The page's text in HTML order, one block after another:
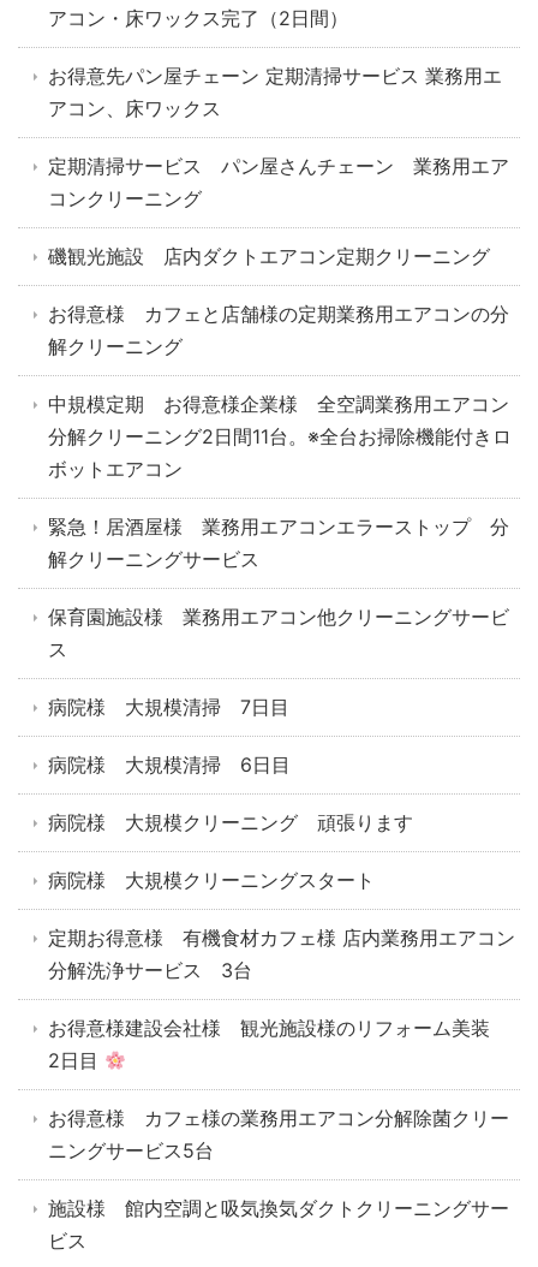
アコン・床ワックス完了（2日間）
お得意先パン屋チェーン 定期清掃サービス 業務用エ
アコン、床ワックス
定期清掃サービス パン屋さんチェーン 業務用エア
コンクリーニング
磯観光施設 店内ダクトエアコン定期クリーニング
お得意様 カフェと店舗様の定期業務用エアコンの分
解クリーニング
中規模定期 お得意様企業様 全空調業務用エアコン
分解クリーニング2日間11台。※全台お掃除機能付きロ
ボットエアコン
緊急！居酒屋様 業務用エアコンエラーストップ 分
解クリーニングサービス
保育園施設様 業務用エアコン他クリーニングサービ
ス
病院様 大規模清掃 7日目
病院様 大規模清掃 6日目
病院様 大規模クリーニング 頑張ります
病院様 大規模クリーニングスタート
定期お得意様 有機食材カフェ様 店内業務用エアコン
分解洗浄サービス 3台
お得意様建設会社様 観光施設様のリフォーム美装
2日目
お得意様 カフェ様の業務用エアコン分解除菌クリー
ニングサービス5台
施設様 館内空調と吸気換気ダクトクリーニングサー
ビス